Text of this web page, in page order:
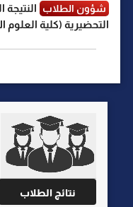
شؤون الطلاب
النتيجة
التحضيرية (كلية العلوم
نتائج الطلاب